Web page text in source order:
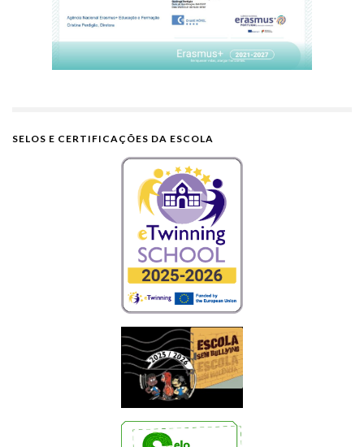
SELOS E CERTIFICAÇÕES DA ESCOLA